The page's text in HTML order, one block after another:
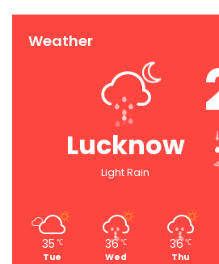
Weather
Lucknow
Light Rain
35 ℃
Tue
36℃
Wed
36 ℃
Thu